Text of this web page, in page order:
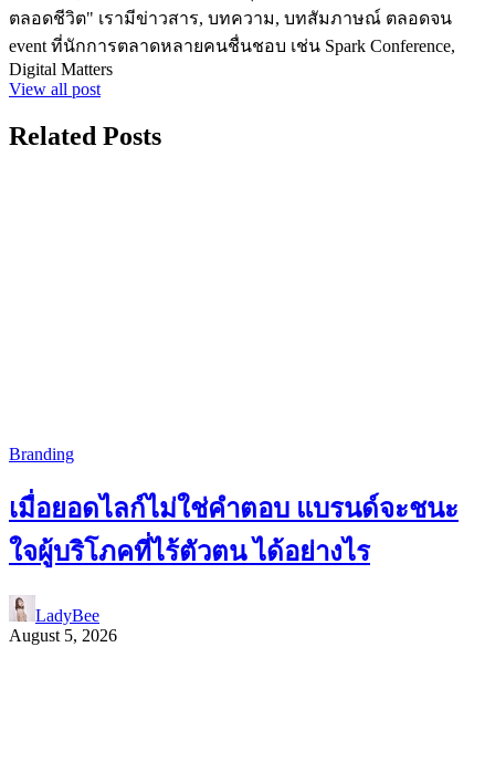
ตลอดชีวิต" เรามีข่าวสาร, บทความ, บทสัมภาษณ์ ตลอดจน
event ที่นักการตลาดหลายคนชื่นชอบ เช่น Spark Conference,
Digital Matters
View all post
Related Posts
Branding
เมื่อยอดไลก์ไม่ใช่คำตอบ แบรนด์จะชนะ
ใจผู้บริโภคที่ไร้ตัวตน ได้อย่างไร
LadyBee
August 5, 2026